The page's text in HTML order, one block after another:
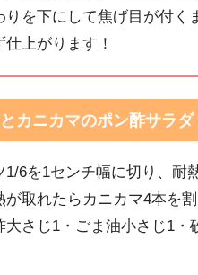
を下にして焦げ目が付く
上がります！
カニカマのポン酢サラダ
6を1センチ幅に切り、耐
取れたらカニカマ4本を
さじ1・ごま油小さじ1・